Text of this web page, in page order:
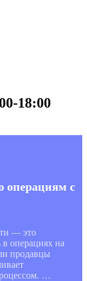
18:00
операциям с
— это
операциях на
продавцы
…